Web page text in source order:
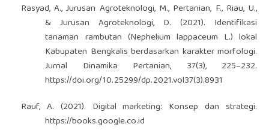
Rasyad, A., Jurusan Agroteknologi, M., Pertanian, F., Riau, U.,
& Jurusan Agroteknologi, D. (2021). Identifikasi
tanaman rambutan (Nephelium lappaceum L.) lokal
Kabupaten Bengkalis berdasarkan karakter morfologi.
Jurnal Dinamika Pertanian, 37(3), 225–232.
https://doi.org/10.25299/dp.2021.vol37(3).8931
Rauf, A. (2021). Digital marketing: Konsep dan strategi.
https://books.google.co.id